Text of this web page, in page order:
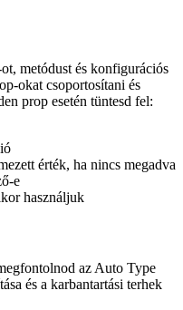
metódust és konfigurációs
okat csoportosítani és
prop esetén tüntesd fel:
érték, ha nincs megadva
e
használjuk
az Auto Type
és a karbantartási terhek